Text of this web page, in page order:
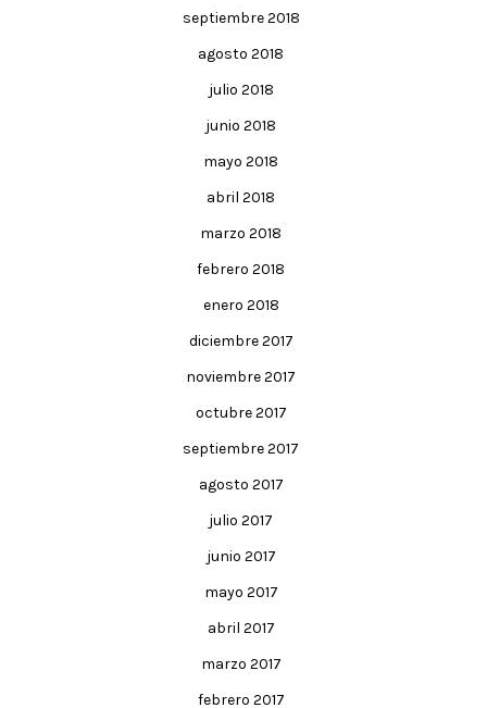
septiembre 2018
agosto 2018
julio 2018
junio 2018
mayo 2018
abril 2018
marzo 2018
febrero 2018
enero 2018
diciembre 2017
noviembre 2017
octubre 2017
septiembre 2017
agosto 2017
julio 2017
junio 2017
mayo 2017
abril 2017
marzo 2017
febrero 2017